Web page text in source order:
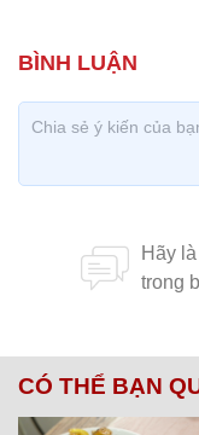
CÓ THỂ BẠN